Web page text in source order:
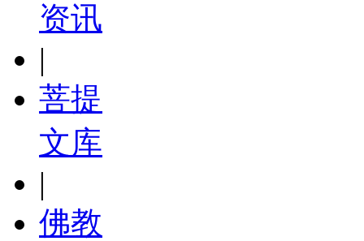
资讯
|
菩提
文库
|
佛教